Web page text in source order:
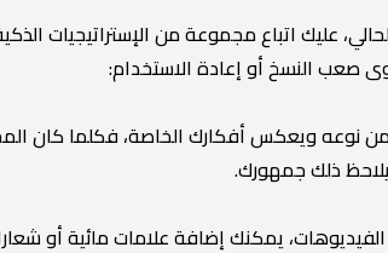
عليك اتباع مجموعة من الإستراتيجيات
صعب النسخ أو إعادة الاستخدام:
نوعه ويعكس أفكارك الخاصة، فكلما كان
ذلك جمهورك.
يمكنك إضافة علامات مائية أو